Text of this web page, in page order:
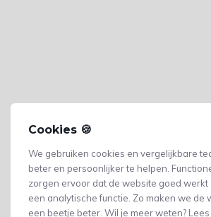
Cookies 🍪
We gebruiken cookies en vergelijkbare
beter en persoonlijker te helpen.
zorgen ervoor dat de website goed werkt
een analytische functie. Zo maken we de
een beetje beter. Wil je meer weten?
Gerelateerde producten